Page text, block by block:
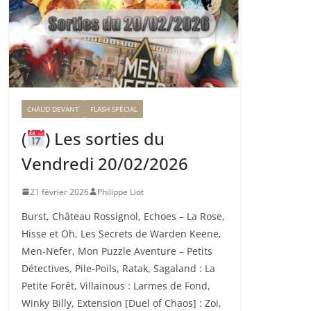
CHAUD DEVANT FLASH SPÉCIAL
(
) Les sorties du
Vendredi 20/02/2026
21 février 2026 Philippe Liot
Burst, Château Rossignol, Echoes – La Rose,
Hisse et Oh, Les Secrets de Warden Keene,
Men-Nefer, Mon Puzzle Aventure – Petits
Détectives, Pile-Poils, Ratak, Sagaland : La
Petite Forêt, Villainous : Larmes de Fond,
Winky Billy, Extension [Duel of Chaos] : Zoi,